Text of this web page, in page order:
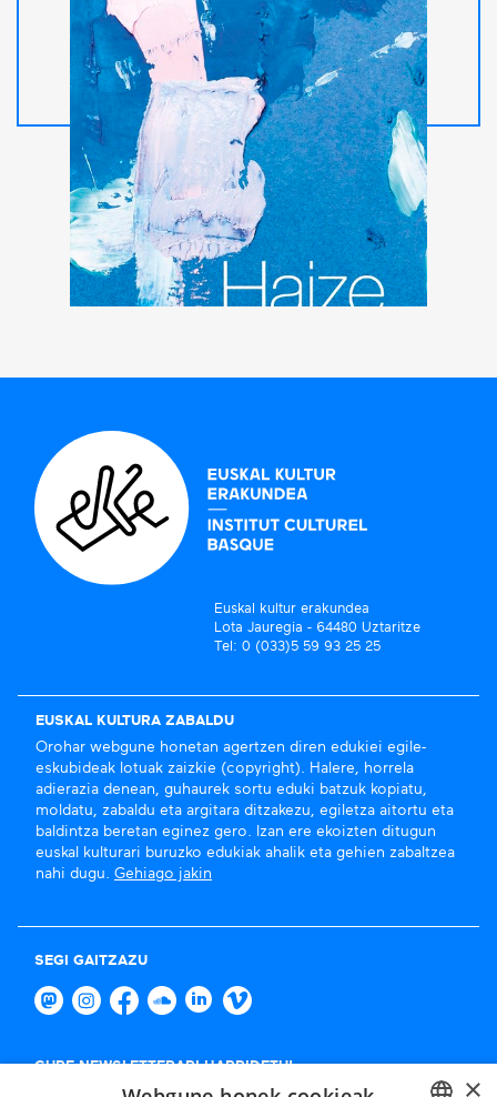
Euskal kultur erakundea
Lota Jauregia - 64480 Uztaritze
Tel: 0 (033)5 59 93 25 25
EUSKAL KULTURA ZABALDU
Orohar webgune honetan agertzen diren edukiei egile-
eskubideak lotuak zaizkie (copyright). Halere, horrela
adierazia denean, guhaurek sortu eduki batzuk kopiatu,
moldatu, zabaldu eta argitara ditzakezu, egiletza aitortu eta
baldintza beretan eginez gero. Izan ere ekoizten ditugun
euskal kulturari buruzko edukiak ahalik eta gehien zabaltzea
nahi dugu. Gehiago jakin
SEGI GAITZAZU
GURE NEWSLETTERARI HARPIDETU!
×